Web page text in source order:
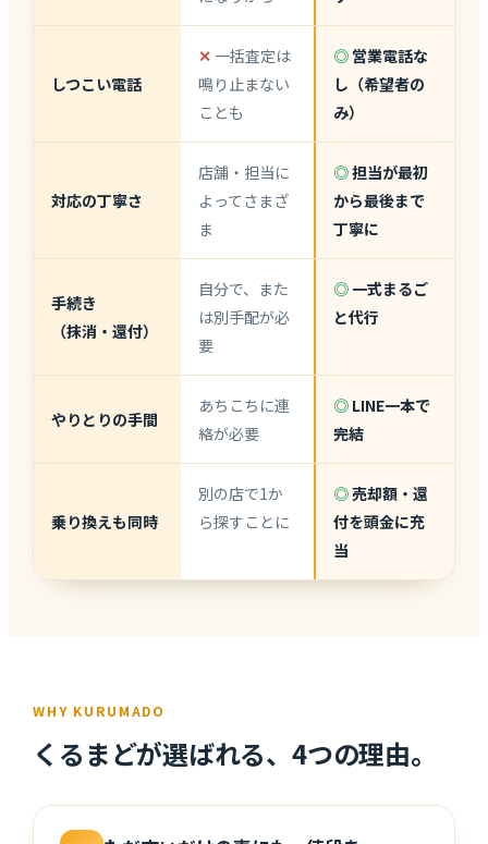
しつこい電話
✕ 一括査定は
鳴り止まない
ことも
◎ 営業電話な
し（希望者の
み）
対応の丁寧さ
店舗・担当に
よってさまざ
ま
◎担当が最初
から最後まで
丁寧に
手続き
（抹消・還付）
自分で、また
は別手配が必
要
◎ 一式まるご
と代行
やりとりの手間
あちこちに連
絡が必要
◎ LINE一本で
完結
乗り換えも同時
別の店で1か
ら探すことに
◎売却額・還
付を頭金に充
当
WHY KURUMADO
くるまどが選ばれる、4つの理由。